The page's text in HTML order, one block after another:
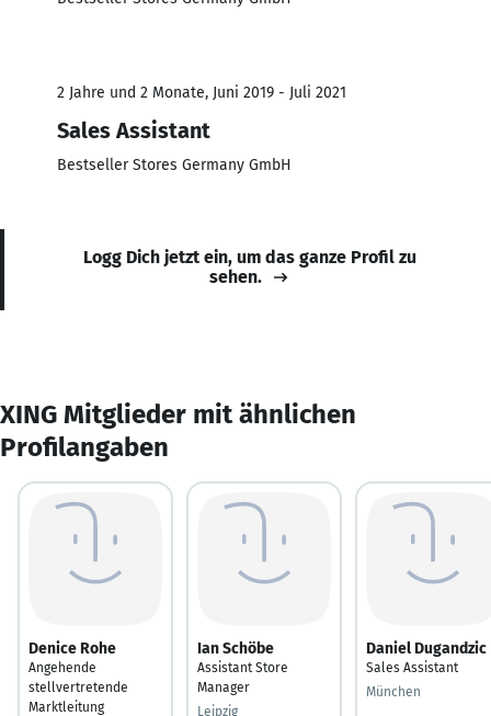
2 Jahre und 2 Monate, Juni 2019 - Juli 2021
Sales Assistant
Bestseller Stores Germany GmbH
Logg Dich jetzt ein, um das ganze Profil zu
sehen.
XING Mitglieder mit ähnlichen
Profilangaben
Denice Rohe
Angehende
stellvertretende
Marktleitung
Ian Schöbe
Assistant Store
Manager
Leipzig
Daniel Dugandzic
Sales Assistant
München